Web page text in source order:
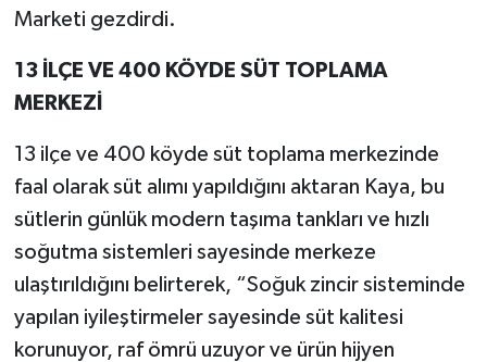
Marketi gezdirdi.
13 İLÇE VE 400 KÖYDE SÜT TOPLAMA
MERKEZİ
13 ilçe ve 400 köyde süt toplama merkezinde
faal olarak süt alımı yapıldığını aktaran Kaya, bu
sütlerin günlük modern taşıma tankları ve hızlı
soğutma sistemleri sayesinde merkeze
ulaştırıldığını belirterek, “Soğuk zincir sisteminde
yapılan iyileştirmeler sayesinde süt kalitesi
korunuyor, raf ömrü uzuyor ve ürün hijyen